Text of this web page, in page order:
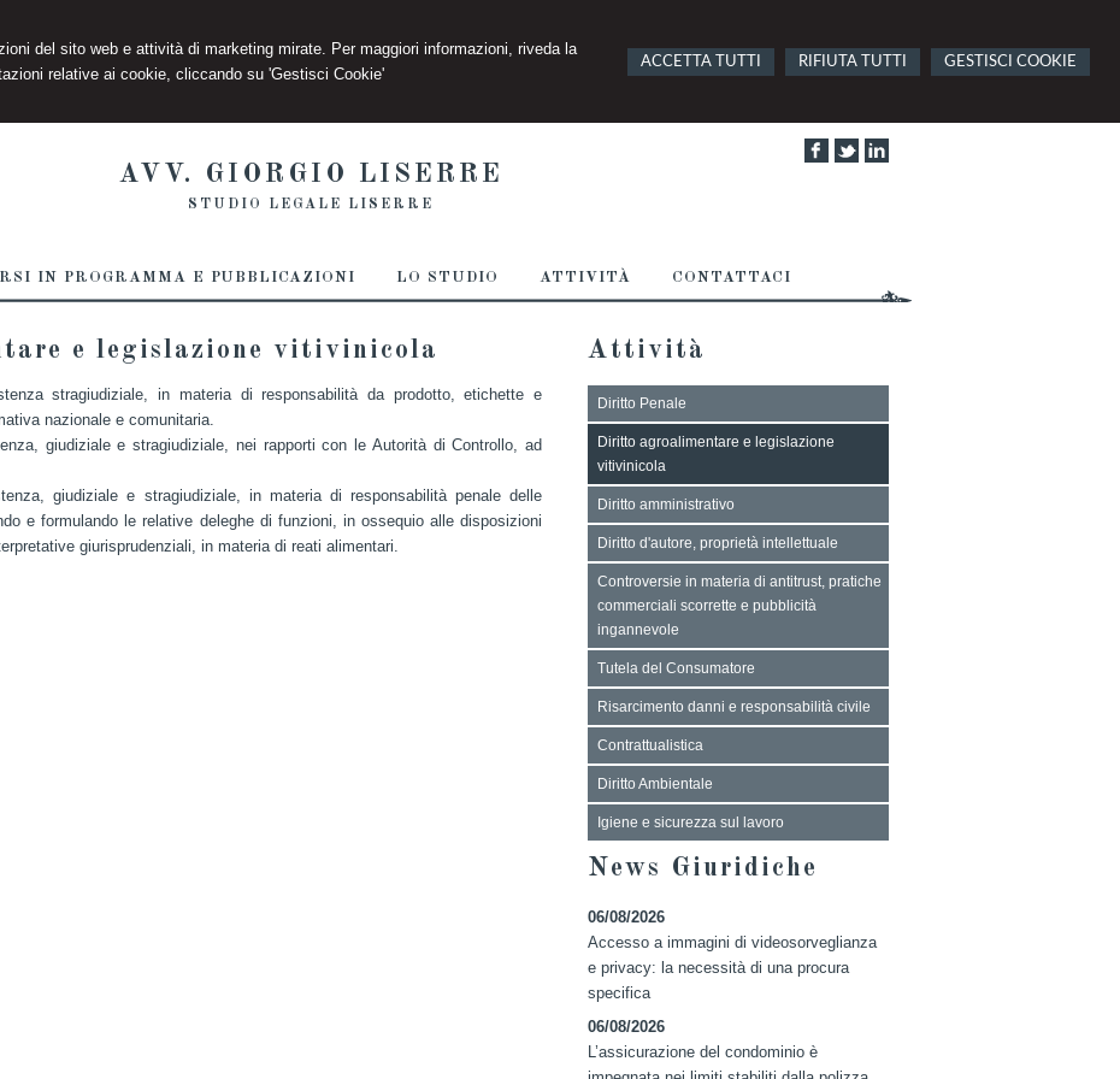
del sito web e attività di marketing mirate. Per maggiori informazioni, riveda la
relative ai cookie, cliccando su 'Gestisci Cookie'
ACCETTA TUTTI RIFIUTA TUTTI GESTISCI COOKIE
AVV. GIORGIO LISERRE
STUDIO LEGALE LISERRE
IN PROGRAMMA E PUBBLICAZIONI LO STUDIO ATTIVITÀ CONTATTACI
e legislazione vitivinicola
stragiudiziale, in materia di responsabilità da prodotto, etichette e
nazionale e comunitaria.
giudiziale e stragiudiziale, nei rapporti con le Autorità di Controllo, ad
giudiziale e stragiudiziale, in materia di responsabilità penale delle
e formulando le relative deleghe di funzioni, in ossequio alle disposizioni
giurisprudenziali, in materia di reati alimentari.
Attività
Diritto Penale
Diritto agroalimentare e legislazione
vitivinicola
Diritto amministrativo
Diritto d'autore, proprietà intellettuale
Controversie in materia di antitrust, pratiche
commerciali scorrette e pubblicità
ingannevole
Tutela del Consumatore
Risarcimento danni e responsabilità civile
Contrattualistica
Diritto Ambientale
Igiene e sicurezza sul lavoro
News Giuridiche
06/08/2026
Accesso a immagini di videosorveglianza
e privacy: la necessità di una procura
specifica
06/08/2026
L’assicurazione del condominio è